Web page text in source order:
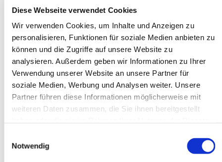
Diese Webseite verwendet Cookies
Wir verwenden Cookies, um Inhalte und Anzeigen zu
personalisieren, Funktionen für soziale Medien anbieten zu
können und die Zugriffe auf unsere Website zu
analysieren. Außerdem geben wir Informationen zu Ihrer
Verwendung unserer Website an unsere Partner für
soziale Medien, Werbung und Analysen weiter. Unsere
Partner führen diese Informationen möglicherweise mit
weiteren Daten zusammen, die Sie ihnen bereitgestellt
Notwendig